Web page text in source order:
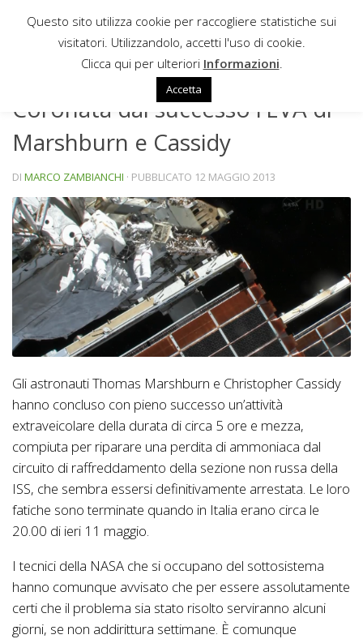
Sotto il contenuto
Coronata dal successo l’EVA di
Marshburn e Cassidy
DI MARCO ZAMBIANCHI · PUBBLICATO 12 MAGGIO 2013
Gli astronauti Thomas Marshburn e Christopher Cassidy
hanno concluso con pieno successo un’attività
extraveicolare della durata di circa 5 ore e mezza,
compiuta per riparare una perdita di ammoniaca dal
circuito di raffreddamento della sezione non russa della
ISS, che sembra essersi definitivamente arrestata. Le loro
fatiche sono terminate quando in Italia erano circa le
20.00 di ieri 11 maggio.
I tecnici della NASA che si occupano del sottosistema
hanno comunque avvisato che per essere assolutamente
certi che il problema sia stato risolto serviranno alcuni
giorni, se non addirittura settimane. È comunque
Questo sito utilizza cookie per raccogliere statistiche sui
visitatori. Utilizzandolo, accetti l'uso di cookie.
Clicca qui per ulteriori Informazioni
Accetta